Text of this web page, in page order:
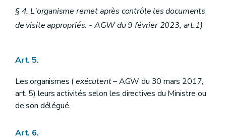
§ 4. L'organisme remet après contrôle les documents
de visite appropriés. - AGW du 9 février 2023, art.1)
Art. 5.
Les organismes (exécutent– AGW du 30 mars 2017,
art. 5) leurs activités selon les directives du Ministre ou
de son délégué.
Art. 6.